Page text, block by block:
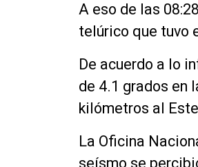
A eso de las
telúrico que tuvo
De acuerdo a lo
de 4.1 grados en
kilómetros al
La Oficina
seísmo se